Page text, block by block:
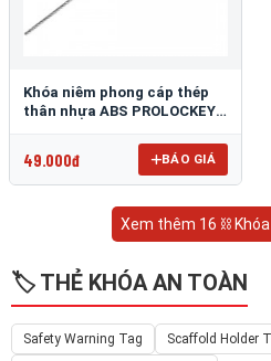
Khóa niêm phong cáp thép
thân nhựa ABS PROLOCKEY
49.000đ BÁO GIÁ
Xem thêm 16 ⛓
🏷️ THẺ KHÓA AN TOÀN
Safety Warning Tag
Scaffold Holder